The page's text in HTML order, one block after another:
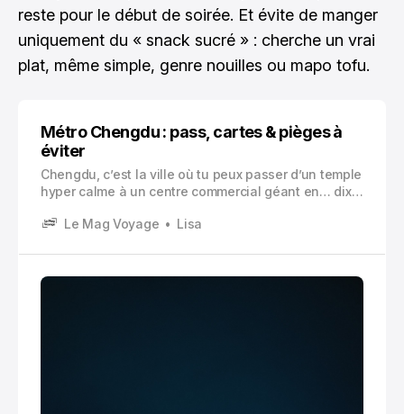
reste pour le début de soirée. Et évite de manger
uniquement du « snack sucré » : cherche un vrai
plat, même simple, genre nouilles ou mapo tofu.
Métro Chengdu : pass, cartes & pièges à
éviter
Chengdu, c’est la ville où tu peux passer d’un temple
hyper calme à un centre commercial géant en… dix
rivières, des ponts, et ce trafic qui peut te donner
même moment.
Le Mag Voyage Lisa